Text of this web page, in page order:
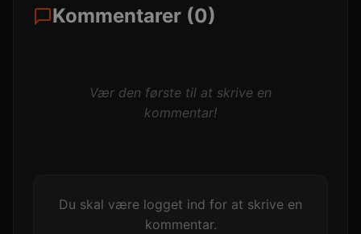
Kommentarer (0)
Vær den første til at skrive en
kommentar!
Du skal være logget ind for at skrive en
kommentar.